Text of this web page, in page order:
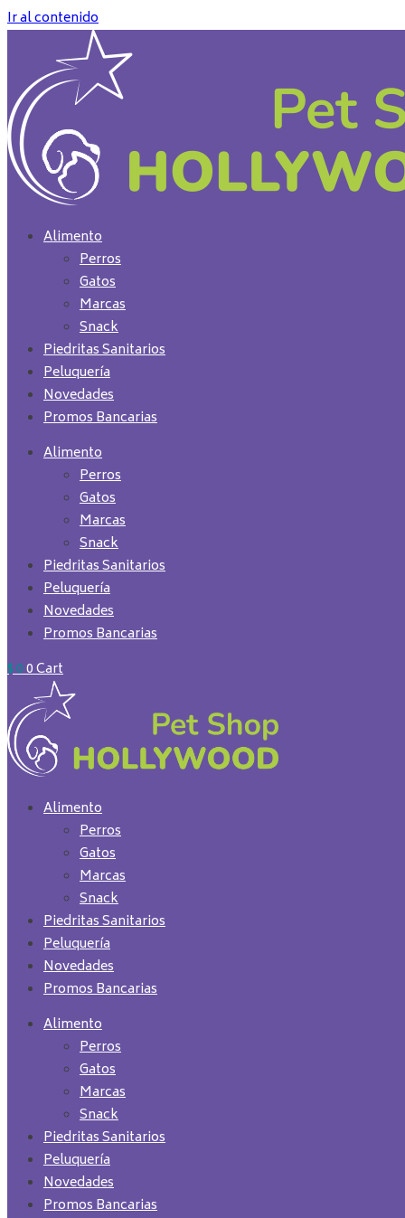
Ir al contenido
Alimento
Perros
Gatos
Marcas
Snack
Piedritas Sanitarios
Peluquería
Novedades
Promos Bancarias
Alimento
Perros
Gatos
Marcas
Snack
Piedritas Sanitarios
Peluquería
Novedades
Promos Bancarias
$00Cart
Alimento
Perros
Gatos
Marcas
Snack
Piedritas Sanitarios
Peluquería
Novedades
Promos Bancarias
Alimento
Perros
Gatos
Marcas
Snack
Piedritas Sanitarios
Peluquería
Novedades
Promos Bancarias